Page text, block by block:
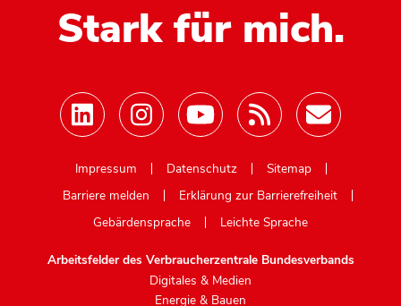
Stark für mich.
Impressum
Datenschutz
Sitemap
Barriere melden
Erklärung zur Barrierefreiheit
Gebärdensprache
Leichte Sprache
Arbeitsfelder des Verbraucherzentrale Bundesverbands
Digitales & Medien
Energie & Bauen